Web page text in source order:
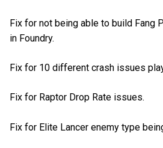
Fix for not being able to build Fang
in Foundry.
Fix for 10 different crash issues
Fix for Raptor Drop Rate issues.
Fix for Elite Lancer enemy type